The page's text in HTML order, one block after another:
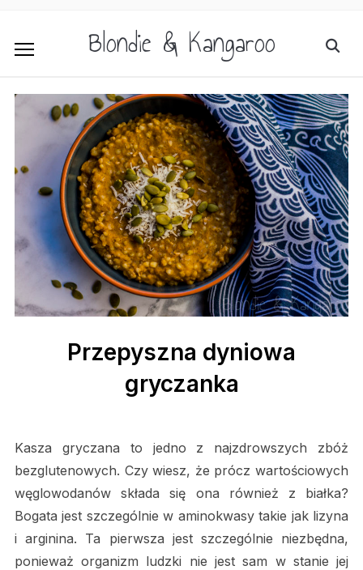
Blondie & Kangaroo
Przepyszna dyniowa
gryczanka
Kasza gryczana to jedno z najzdrowszych zbóż
bezglutenowych. Czy wiesz, że prócz wartościowych
węglowodanów składa się ona również z białka?
Bogata jest szczególnie w aminokwasy takie jak lizyna
i arginina. Ta pierwsza jest szczególnie niezbędna,
ponieważ organizm ludzki nie jest sam w stanie jej